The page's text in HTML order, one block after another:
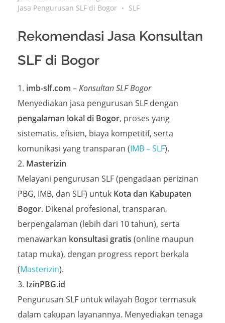
Jasa Pengurusan SLF di Bogor
SLF
Rekomendasi Jasa Konsultan
SLF di Bogor
imb-slf.com –Konsultan SLF Bogor
Menyediakan jasa pengurusan SLF dengan
pengalaman lokal di Bogor, proses yang
sistematis, efisien, biaya kompetitif, serta
komunikasi yang transparan (IMB – SLF).
Masterizin
Melayani pengurusan SLF (pengadaan perizinan
PBG, IMB, dan SLF) untuk Kota dan Kabupaten
Bogor. Dikenal profesional, transparan,
berpengalaman (lebih dari 10 tahun), serta
menawarkan konsultasi gratis (online maupun
tatap muka), dengan progress report berkala
(Masterizin).
IzinPBG.id
Pengurusan SLF untuk wilayah Bogor termasuk
dalam cakupan layanannya. Menyediakan tenaga